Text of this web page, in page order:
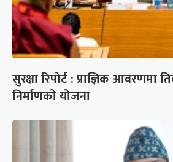
सुरक्षा रिपोर्ट : प्राज्ञिक आवरणमा
निर्माणको योजना